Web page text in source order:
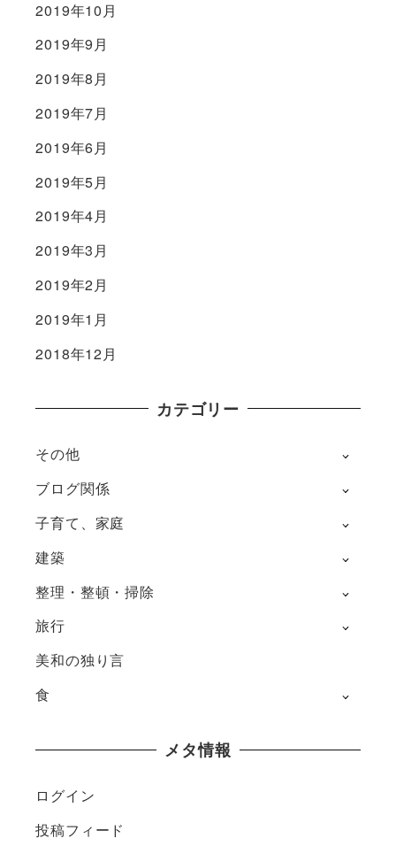
2019年10月
2019年9月
2019年8月
2019年7月
2019年6月
2019年5月
2019年4月
2019年3月
2019年2月
2019年1月
2018年12月
カテゴリー
その他
ブログ関係
子育て、家庭
建築
整理・整頓・掃除
旅行
美和の独り言
食
メタ情報
ログイン
投稿フィード